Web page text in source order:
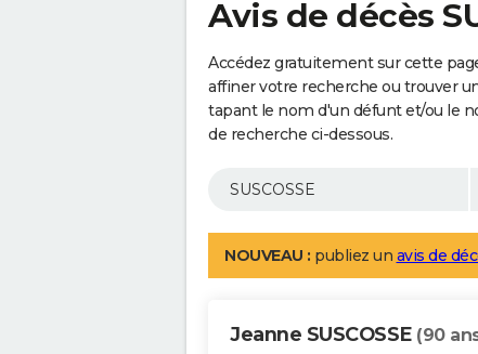
Avis de décès
Accédez gratuitement sur cette
affiner votre recherche ou trouver
tapant le nom d'un défunt et/ou le
de recherche ci-dessous.
NOUVEAU : publiez un avis de
Jeanne SUSCOSSE (90